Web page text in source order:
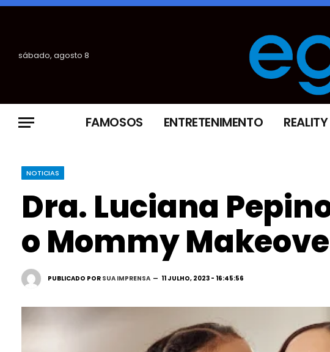
sábado, agosto 8
FAMOSOS ENTRETENIMENTO
NOTICIAS
Dra. Luciana
o Mommy
PUBLICADO POR SUA IMPRENSA 11 JULHO, 2023 - 16:45:56